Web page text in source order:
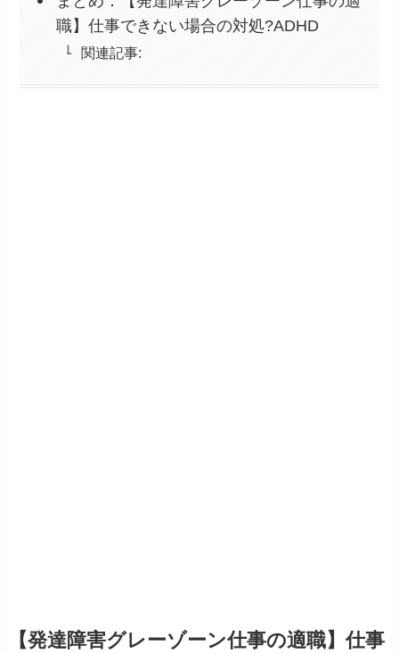
職】仕事できない場合の対処?ADHD
関連記事:
【発達障害グレーゾーン仕事の適職】仕事